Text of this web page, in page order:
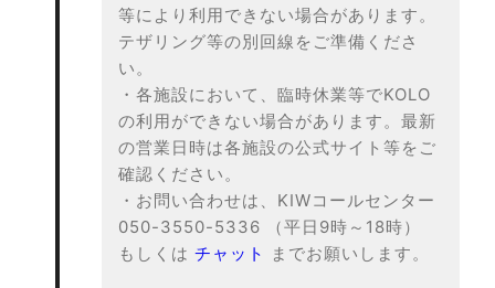
等により利用できない場合があります。
テザリング等の別回線をご準備くださ
い。
・各施設において、臨時休業等でKOLO
の利用ができない場合があります。最新
の営業日時は各施設の公式サイト等をご
確認ください。
・お問い合わせは、KIWコールセンター
050-3550-5336 （平日9時～18時）
もしくはチャット までお願いします。